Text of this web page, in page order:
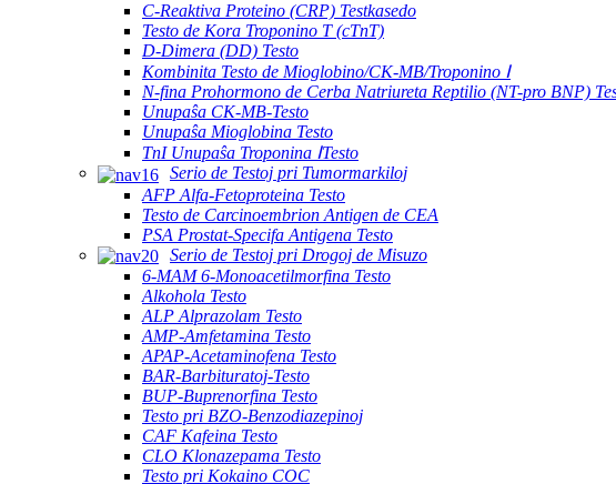
C-Reaktiva Proteino (CRP) Testkasedo
Testo de Kora Troponino T (cTnT)
D-Dimera (DD) Testo
Kombinita Testo de Mioglobino/CK-MB/Troponino Ⅰ
N-fina Prohormono de Cerba Natriureta Reptilio (NT-pro BNP)
Unupaŝa CK-MB-Testo
Unupaŝa Mioglobina Testo
TnI Unupaŝa Troponina ⅠTesto
Serio de Testoj pri Tumormarkiloj
AFP Alfa-Fetoproteina Testo
Testo de Carcinoembrion Antigen de CEA
PSA Prostat-Specifa Antigena Testo
Serio de Testoj pri Drogoj de Misuzo
6-MAM 6-Monoacetilmorfina Testo
Alkohola Testo
ALP Alprazolam Testo
AMP-Amfetamina Testo
APAP-Acetaminofena Testo
BAR-Barbituratoj-Testo
BUP-Buprenorfina Testo
Testo pri BZO-Benzodiazepinoj
CAF Kafeina Testo
CLO Klonazepama Testo
Testo pri Kokaino COC